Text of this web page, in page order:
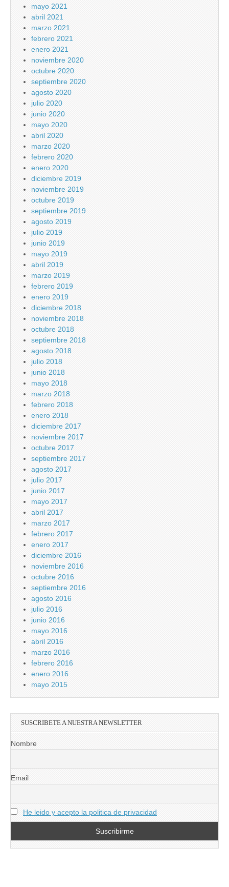
mayo 2021
abril 2021
marzo 2021
febrero 2021
enero 2021
noviembre 2020
octubre 2020
septiembre 2020
agosto 2020
julio 2020
junio 2020
mayo 2020
abril 2020
marzo 2020
febrero 2020
enero 2020
diciembre 2019
noviembre 2019
octubre 2019
septiembre 2019
agosto 2019
julio 2019
junio 2019
mayo 2019
abril 2019
marzo 2019
febrero 2019
enero 2019
diciembre 2018
noviembre 2018
octubre 2018
septiembre 2018
agosto 2018
julio 2018
junio 2018
mayo 2018
marzo 2018
febrero 2018
enero 2018
diciembre 2017
noviembre 2017
octubre 2017
septiembre 2017
agosto 2017
julio 2017
junio 2017
mayo 2017
abril 2017
marzo 2017
febrero 2017
enero 2017
diciembre 2016
noviembre 2016
octubre 2016
septiembre 2016
agosto 2016
julio 2016
junio 2016
mayo 2016
abril 2016
marzo 2016
febrero 2016
enero 2016
mayo 2015
SUSCRIBETE A NUESTRA NEWSLETTER
Nombre
Email
He leido y acepto la politica de privacidad